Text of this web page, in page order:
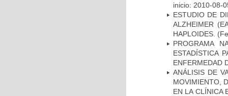
inicio: 2010-08-
ESTUDIO DE
ALZHEIMER
HAPLOIDES.
PROGRAMA
ESTADÍSTICA
ENFERMEDAD
ANÁLISIS DE
MOVIMIENTO,
EN LA CLÍNICA